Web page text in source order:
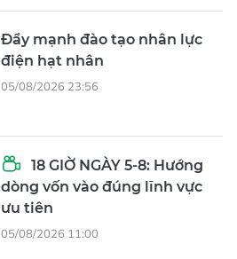
Đẩy mạnh đào tạo nhân lực
điện hạt nhân
05/08/2026 23:56
18 GIỜ NGÀY 5-8: Hướng
dòng vốn vào đúng lĩnh vực
ưu tiên
05/08/2026 11:00